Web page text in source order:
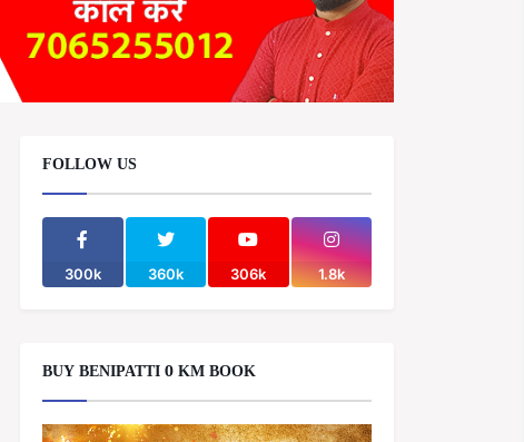
FOLLOW US
300k 360k 306k 1.8k
BUY BENIPATTI 0 KM BOOK